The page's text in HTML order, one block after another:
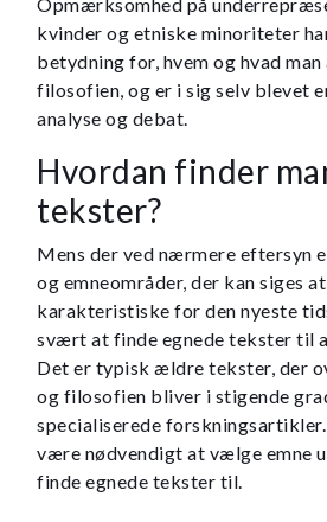
kvinder og etniske minoriteter
betydning for, hvem og hvad
filosofien, og er i sig selv blevet
analyse og debat.
Hvordan finder
tekster?
Mens der ved nærmere eftersyn
og emneområder, der kan siges
karakteristiske for den nyeste
svært at finde egnede tekster til
Det er typisk ældre tekster, der
og filosofien bliver i stigende
specialiserede
være nødvendigt at vælge emne
finde egnede tekster til.